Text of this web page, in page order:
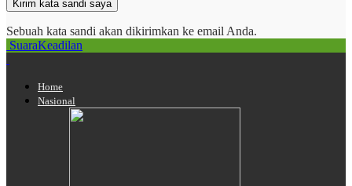
Sebuah kata sandi akan dikirimkan ke email Anda.
SuaraKeadilan
Home
Nasional